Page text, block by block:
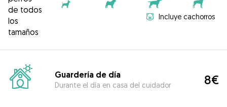
de todos
los
tamaños
Incluye cachorros
Guardería de día
Durante el día en casa del cuidador 8€